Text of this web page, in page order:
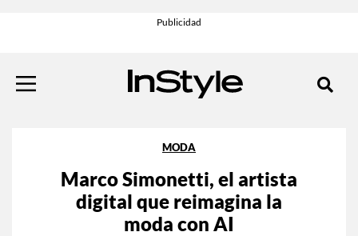
MODA
Marco Simonetti, el artista
digital que reimagina la
moda con AI